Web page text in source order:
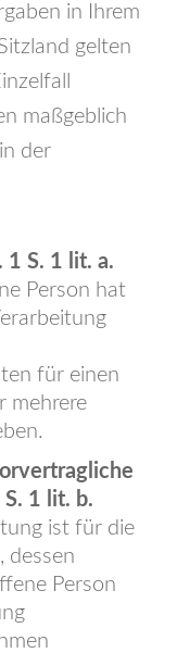
in Ihrem
gelten
maßgeblich
der
1 S. 1 lit. a.
Person hat
für einen
mehrere
1 lit. b.
ist für die
dessen
Person